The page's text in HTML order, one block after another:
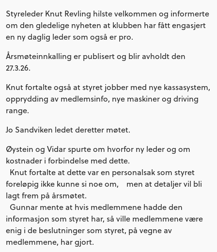
Styreleder Knut Revling hilste velkommen og informerte
om den gledelige nyheten at klubben har fått engasjert
en ny daglig leder som også er pro.
Årsmøteinnkalling er publisert og blir avholdt den
27.3.26.
Knut fortalte også at styret jobber med nye kassasystem,
opprydding av medlemsinfo, nye maskiner og driving
range.
Jo Sandviken ledet deretter møtet.
Øystein og Vidar spurte om hvorfor ny leder og om
kostnader i forbindelse med dette.
Knut fortalte at dette var en personalsak som styret
foreløpig ikke kunne si noe om, men at detaljer vil bli
lagt frem på årsmøtet.
Gunnar mente at hvis medlemmene hadde den
informasjon som styret har, så ville medlemmene være
enig i de beslutninger som styret, på vegne av
medlemmene, har gjort.